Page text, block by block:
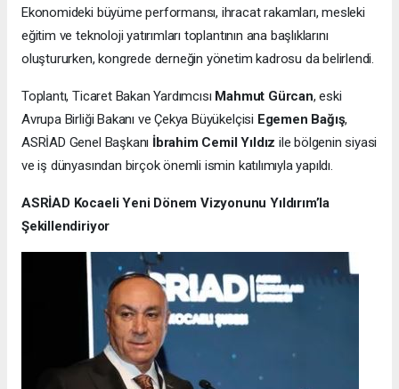
Ekonomideki büyüme performansı, ihracat rakamları, mesleki
eğitim ve teknoloji yatırımları toplantının ana başlıklarını
oluştururken, kongrede derneğin yönetim kadrosu da belirlendi.
Toplantı, Ticaret Bakan Yardımcısı Mahmut Gürcan, eski
Avrupa Birliği Bakanı ve Çekya Büyükelçisi Egemen Bağış,
ASRİAD Genel Başkanı İbrahim Cemil Yıldız ile bölgenin siyasi
ve iş dünyasından birçok önemli ismin katılımıyla yapıldı.
ASRİAD Kocaeli Yeni Dönem Vizyonunu Yıldırım’la
Şekillendiriyor